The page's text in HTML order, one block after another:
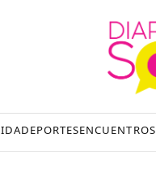
DEPORTESENCUENTROS